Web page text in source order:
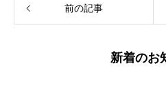
前の記事
新着のお